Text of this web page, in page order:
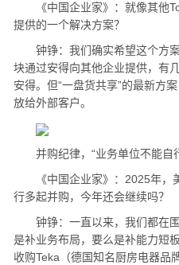
《中国企业家》：就像其他To
提供的一个解决方案？
钟铮：我们确实希望这个方案
块通过安得向其他企业提供，有
安得。但“一盘货共享”的最新方
放给外部客户。
并购纪律，“业务单位不能自
《中国企业家》：2025年，
行多起并购，今年还会继续吗？
钟铮：一直以来，我们都在围
是补业务布局，要么是补能力短
收购Teka（德国知名‌厨房电器品